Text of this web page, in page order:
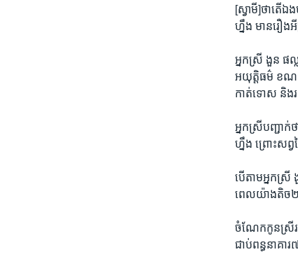
[ស្វាមី]​ថា​តើ​ឯ
ហ្នឹង មាន​រឿង​
អ្នកស្រី ងួន ផល្
អយុត្តិធម៌ ខណៈ​
កាត់​ទោស និង​រ
អ្នកស្រី​បញ្ជាក់​
ហ្នឹង ព្រោះ​សព្វ​
បើ​តាម​អ្នកស្រី
ពេល​យ៉ាង​តិច​២​
ចំណែក​កូនស្រី​រ
ជាប់​ពន្ធនាគា